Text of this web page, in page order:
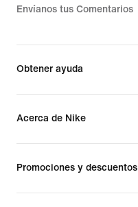
Envíanos tus Comentarios
Obtener ayuda
Acerca de Nike
Promociones y descuentos